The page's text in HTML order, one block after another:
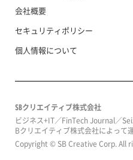
会社概要
セキュリティポリシー
個人情報について
SBクリエイティブ株式会社
ビジネス+IT／FinTech Journal／
Bクリエイティブ株式会社によって
Copyright © SB Creative Corp. All